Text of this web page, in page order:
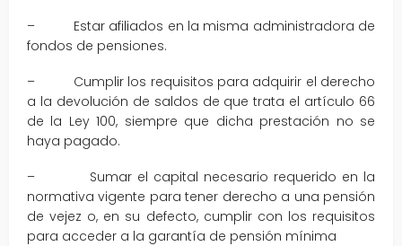
– Estar afiliados en la misma administradora de
fondos de pensiones.
– Cumplir los requisitos para adquirir el derecho
a la devolución de saldos de que trata el artículo 66
de la Ley 100, siempre que dicha prestación no se
haya pagado.
– Sumar el capital necesario requerido en la
normativa vigente para tener derecho a una pensión
de vejez o, en su defecto, cumplir con los requisitos
para acceder a la garantía de pensión mínima